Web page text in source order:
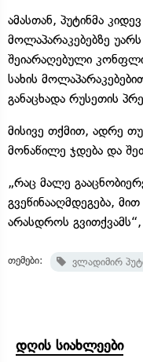
ამასთან, პუტინმა
მოლაპარაკებებზე
შეიარაღებული
სახის
განაცხადა რუსეთის
მისივე თქმით, ადრე
მონაწილე ჯდება და
„რაც მალე
გვეწინააღმდეგება,
არასდროს გვითქვამს“,
თემები: ვლადიმირ
დღის სიახლეები